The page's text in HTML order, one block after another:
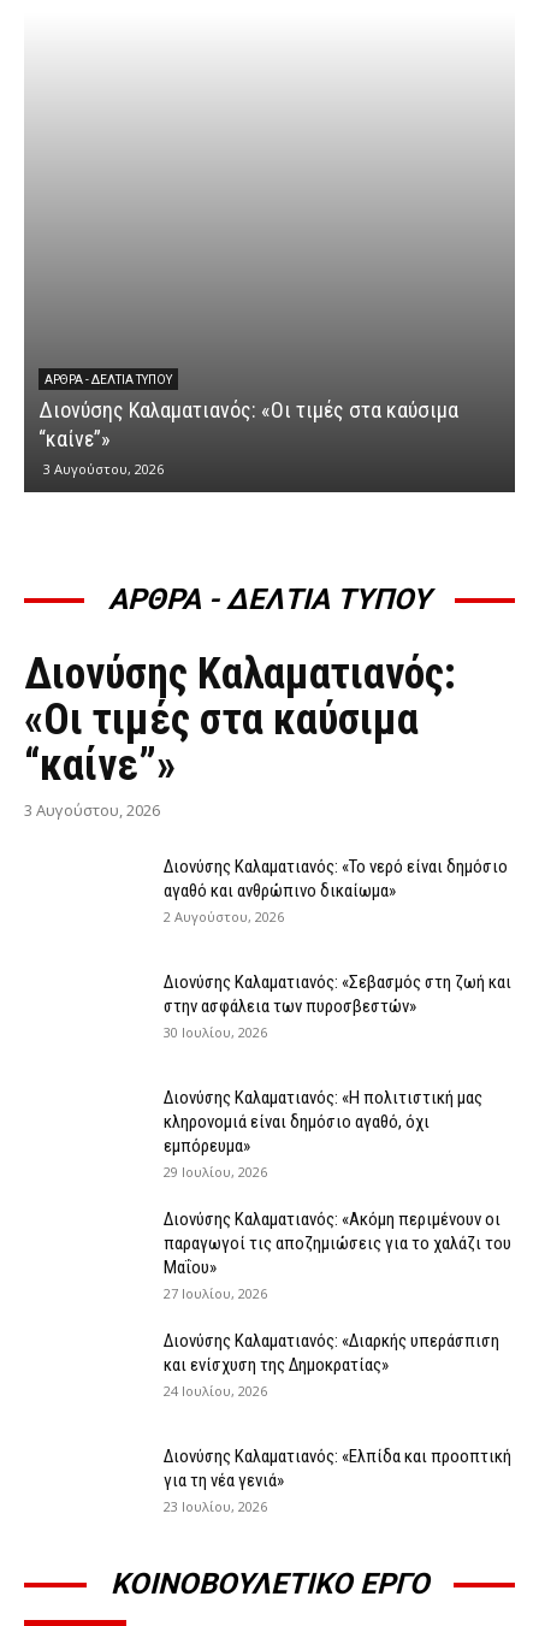
ΆΡΘΡΑ - ΔΕΛΤΊΑ ΤΎΠΟΥ
Διονύσης Καλαματιανός: «Οι τιμές στα καύσιμα
“καίνε”»
3 Αυγούστου, 2026
ΑΡΘΡΑ - ΔΕΛΤΙΑ ΤΥΠΟΥ
ΆΡΘΡΑ - ΔΕΛΤΊΑ ΤΎΠΟΥ
Διονύσης Καλαματιανός:
«Οι τιμές στα καύσιμα
“καίνε”»
3 Αυγούστου, 2026
Διονύσης Καλαματιανός: «Το νερό είναι δημόσιο
αγαθό και ανθρώπινο δικαίωμα»
2 Αυγούστου, 2026
Διονύσης Καλαματιανός: «Σεβασμός στη ζωή και
στην ασφάλεια των πυροσβεστών»
30 Ιουλίου, 2026
Διονύσης Καλαματιανός: «Η πολιτιστική μας
κληρονομιά είναι δημόσιο αγαθό, όχι
εμπόρευμα»
29 Ιουλίου, 2026
Διονύσης Καλαματιανός: «Ακόμη περιμένουν οι
παραγωγοί τις αποζημιώσεις για το χαλάζι του
Μαΐου»
27 Ιουλίου, 2026
Διονύσης Καλαματιανός: «Διαρκής υπεράσπιση
και ενίσχυση της Δημοκρατίας»
24 Ιουλίου, 2026
Διονύσης Καλαματιανός: «Ελπίδα και προοπτική
για τη νέα γενιά»
23 Ιουλίου, 2026
ΚΟΙΝΟΒΟΥΛΕΤΙΚΟ ΕΡΓΟ